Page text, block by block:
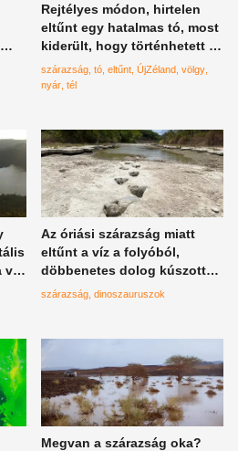
Rejtélyes módon, hirtelen
eltűnt egy hatalmas tó, most
kiderült, hogy történhetett ez
meg
szárazság tó eltűnt ÚjZéland völgy
nyár tél
víz
Az óriási szárazság miatt
eltűnt a víz a folyóból,
döbbenetes dolog kúszott
elő a víz alól
szárazság dinoszauruszok
Megvan a szárazság oka?